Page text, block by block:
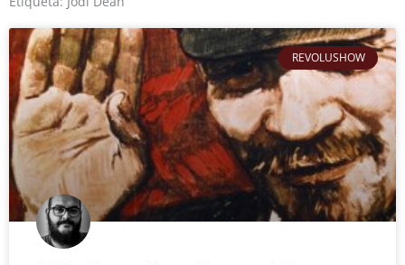
REVOLUSHOW